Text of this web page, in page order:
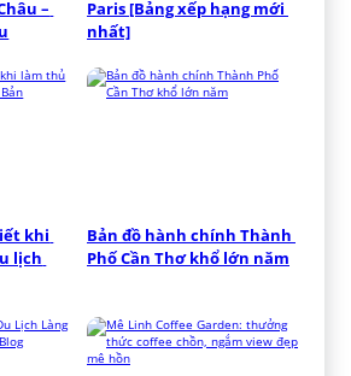
–
Paris [Bảng xếp hạng mới
nhất]
khi
lịch
Bản đồ hành chính Thành
Phố Cần Thơ khổ lớn năm